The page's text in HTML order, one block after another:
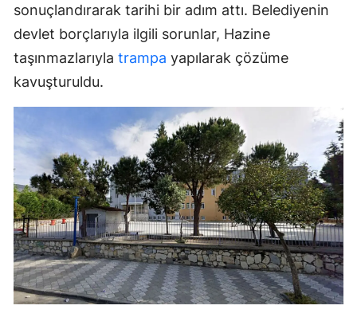
sonuçlandırarak tarihi bir adım attı. Belediyenin
devlet borçlarıyla ilgili sorunlar, Hazine
taşınmazlarıyla trampa yapılarak çözüme
kavuşturuldu.